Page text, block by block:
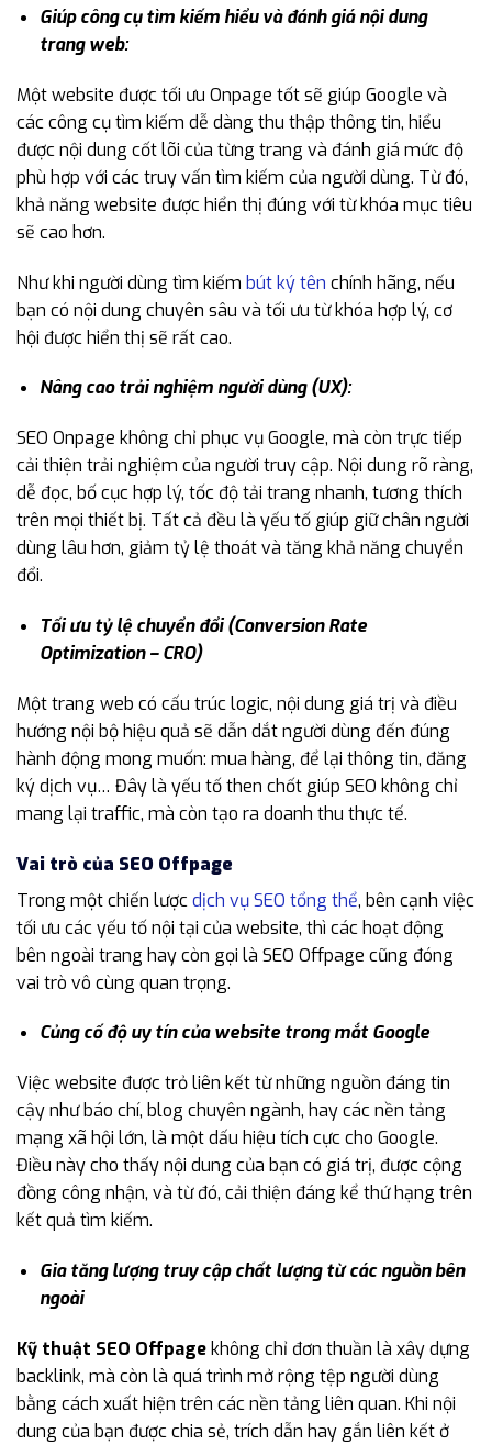
Giúp công cụ tìm kiếm hiểu và đánh giá nội dung
trang web:
Một website được tối ưu Onpage tốt sẽ giúp Google và
các công cụ tìm kiếm dễ dàng thu thập thông tin, hiểu
được nội dung cốt lõi của từng trang và đánh giá mức độ
phù hợp với các truy vấn tìm kiếm của người dùng. Từ đó,
khả năng website được hiển thị đúng với từ khóa mục tiêu
sẽ cao hơn.
Như khi người dùng tìm kiếm bút ký tên chính hãng, nếu
bạn có nội dung chuyên sâu và tối ưu từ khóa hợp lý, cơ
hội được hiển thị sẽ rất cao.
Nâng cao trải nghiệm người dùng (UX):
SEO Onpage không chỉ phục vụ Google, mà còn trực tiếp
cải thiện trải nghiệm của người truy cập. Nội dung rõ ràng,
dễ đọc, bố cục hợp lý, tốc độ tải trang nhanh, tương thích
trên mọi thiết bị. Tất cả đều là yếu tố giúp giữ chân người
dùng lâu hơn, giảm tỷ lệ thoát và tăng khả năng chuyển
đổi.
Tối ưu tỷ lệ chuyển đổi (Conversion Rate
Optimization – CRO)
Một trang web có cấu trúc logic, nội dung giá trị và điều
hướng nội bộ hiệu quả sẽ dẫn dắt người dùng đến đúng
hành động mong muốn: mua hàng, để lại thông tin, đăng
ký dịch vụ… Đây là yếu tố then chốt giúp SEO không chỉ
mang lại traffic, mà còn tạo ra doanh thu thực tế.
Vai trò của SEO Offpage
Trong một chiến lượcdịch vụ SEO tổng thể, bên cạnh việc
tối ưu các yếu tố nội tại của website, thì các hoạt động
bên ngoài trang hay còn gọi là SEO Offpage cũng đóng
vai trò vô cùng quan trọng.
Củng cố độ uy tín của website trong mắt Google
Việc website được trỏ liên kết từ những nguồn đáng tin
cậy như báo chí, blog chuyên ngành, hay các nền tảng
mạng xã hội lớn, là một dấu hiệu tích cực cho Google.
Điều này cho thấy nội dung của bạn có giá trị, được cộng
đồng công nhận, và từ đó, cải thiện đáng kể thứ hạng trên
kết quả tìm kiếm.
Gia tăng lượng truy cập chất lượng từ các nguồn bên
ngoài
Kỹ thuật SEO Offpagekhông chỉ đơn thuần là xây dựng
backlink, mà còn là quá trình mở rộng tệp người dùng
bằng cách xuất hiện trên các nền tảng liên quan. Khi nội
dung của bạn được chia sẻ, trích dẫn hay gắn liên kết ở